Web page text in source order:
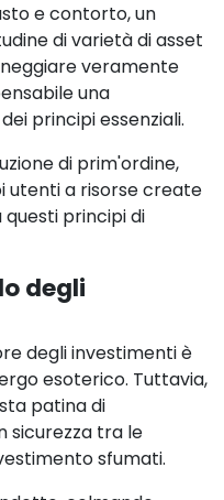
e contorto, un
di varietà di asset
veramente
una
principi essenziali.
di prim'ordine,
utenti a risorse create
principi di
degli
degli investimenti è
esoterico. Tuttavia,
patina di
sicurezza tra le
sfumati.